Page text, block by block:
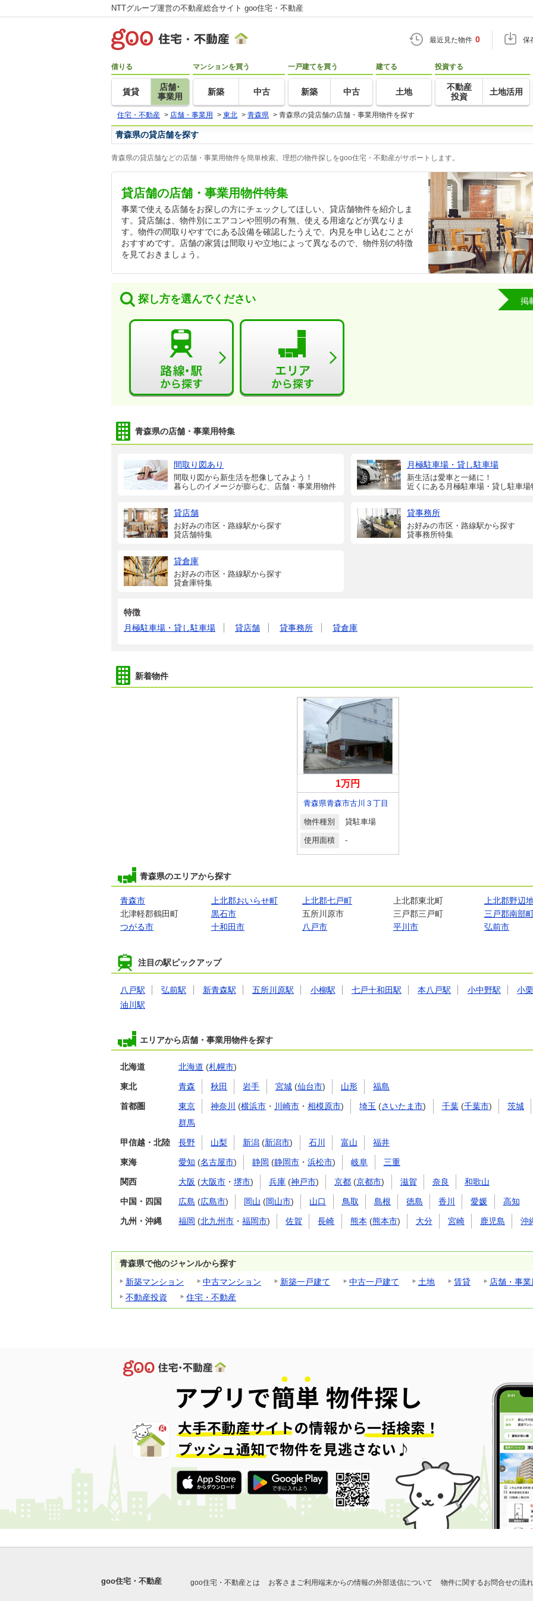
NTTグループ運営の不動産総合サイト goo住宅・不動産
最近見た物件 0 保
借りる
賃貸
店舗･
事業用
マンションを買う
新築 中古
一戸建てを買う
新築 中古
建てる
土地
投資する
不動産
投資
土地活用
住宅・不動産 > 店舗・事業用 > 東北 > 青森県 > 青森県の貸店舗の店舗・事業用物件を探す
青森県の貸店舗を探す
青森県の貸店舗などの店舗・事業用物件を簡単検索。理想の物件探しをgoo住宅・不動産がサポートします。
貸店舗の店舗・事業用物件特集
事業で使える店舗をお探しの方にチェックしてほしい、貸店舗物件を紹介しま
す。貸店舗は、物件別にエアコンや照明の有無、使える用途などが異なりま
す。物件の間取りやすでにある設備を確認したうえで、内見を申し込むことが
おすすめです。店舗の家賃は間取りや立地によって異なるので、物件別の特徴
を見ておきましょう。
探し方を選んでください 掲
青森県の店舗・事業用特集
間取り図あり
間取り図から新生活を想像してみよう！
暮らしのイメージが膨らむ、店舗・事業用物件
月極駐車場・貸し駐車場
新生活は愛車と一緒に！
近くにある月極駐車場・貸し駐車場
貸店舗
お好みの市区・路線駅から探す
貸店舗特集
貸事務所
お好みの市区・路線駅から探す
貸事務所特集
貸倉庫
お好みの市区・路線駅から探す
貸倉庫特集
特徴
月極駐車場・貸し駐車場
貸店舗 貸事務所 貸倉庫
新着物件
1万円
青森県青森市古川３丁目
物件種別 貸駐車場
使用面積 -
青森県青森市古川３丁目
青森県のエリアから探す
青森市 上北郡おいらせ町 上北郡七戸町 上北郡東北町
上北郡野辺
北津軽郡鶴田町
黒石市 五所川原市 三戸郡三戸町
三戸郡南部
つがる市
十和田市 八戸市 平川市 弘前市
注目の駅ピックアップ
八戸駅 弘前駅 新青森駅 五所川原駅 小柳駅 七戸十和田駅 本八戸駅 小中野駅
小
油川駅
エリアから店舗・事業用物件を探す
北海道 北海道 (札幌市)
東北 青森 秋田 岩手 宮城(仙台市) 山形 福島
首都圏 東京 神奈川 (横浜市 ・ 川崎市 ・相模原市) 埼玉 (さいたま市) 千葉(千葉市) 茨城
群馬
甲信越・北陸 長野 山梨 新潟 (新潟市) 石川 富山 福井
東海 愛知 (名古屋市) 静岡 (静岡市 ・浜松市) 岐阜 三重
関西 大阪 (大阪市 ・ 堺市) 兵庫 (神戸市) 京都 (京都市) 滋賀 奈良 和歌山
中国・四国 広島 (広島市) 岡山 (岡山市) 山口 鳥取 島根 徳島 香川 愛媛 高知
九州・沖縄 福岡 (北九州市 ・ 福岡市) 佐賀 長崎 熊本 (熊本市) 大分 宮崎 鹿児島 沖
青森県で他のジャンルから探す
新築マンション
中古マンション 新築一戸建て 中古一戸建て 土地 賃貸
店舗・事業
不動産投資
住宅・不動産
goo住宅・不動産 goo住宅・不動産とは お客さまご利用端末からの情報の外部送信について 物件に関するお問合せの流れ